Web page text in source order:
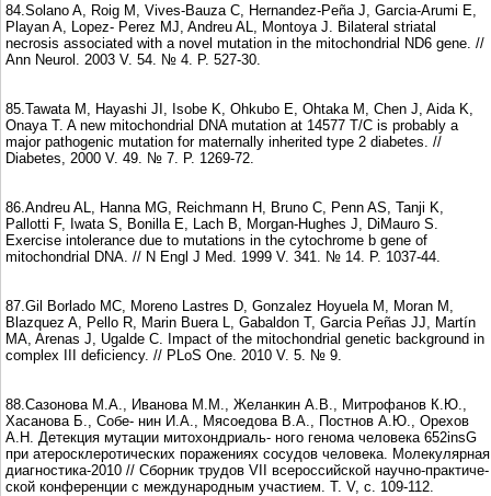
84.Solano A, Roig M, Vives-Bauza C, Hernandez-Peña J, Garcia-Arumi E,
Playan A, Lopez- Perez MJ, Andreu AL, Montoya J. Bilateral striatal
necrosis associated with a novel mutation in the mitochondrial ND6 gene. //
Ann Neurol. 2003 V. 54. № 4. P. 527-30.
85.Tawata M, Hayashi JI, Isobe K, Ohkubo E, Ohtaka M, Chen J, Aida K,
Onaya T. A new mitochondrial DNA mutation at 14577 T/C is probably a
major pathogenic mutation for maternally inherited type 2 diabetes. //
Diabetes, 2000 V. 49. № 7. P. 1269-72.
86.Andreu AL, Hanna MG, Reichmann H, Bruno C, Penn AS, Tanji K,
Pallotti F, Iwata S, Bonilla E, Lach B, Morgan-Hughes J, DiMauro S.
Exercise intolerance due to mutations in the cytochrome b gene of
mitochondrial DNA. // N Engl J Med. 1999 V. 341. № 14. P. 1037-44.
87.Gil Borlado MC, Moreno Lastres D, Gonzalez Hoyuela M, Moran M,
Blazquez A, Pello R, Marin Buera L, Gabaldon T, Garcia Peñas JJ, Martín
MA, Arenas J, Ugalde C. Impact of the mitochondrial genetic background in
complex III deficiency. // PLoS One. 2010 V. 5. № 9.
88.Сазонова М.А., Иванова М.М., Желанкин А.В., Митрофанов К.Ю.,
Хасанова Б., Собе- нин И.А., Мясоедова В.А., Постнов А.Ю., Орехов
А.Н. Детекция мутации митохондриаль- ного генома человека 652insG
при атеросклеротических поражениях сосудов человека. Молекулярная
диагностика-2010 // Сборник трудов VII всероссийской научно-практиче-
ской конференции с международным участием. Т. V, с. 109-112.